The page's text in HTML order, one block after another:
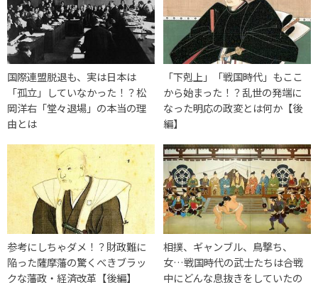
国際連盟脱退も、実は日本は
「孤立」していなかった！？松
岡洋右「堂々退場」の本当の理
由とは
「下剋上」「戦国時代」もここ
から始まった！？乱世の発端に
なった明応の政変とは何か【後
編】
参考にしちゃダメ！？財政難に
陥った薩摩藩の驚くべきブラッ
クな藩政・経済改革【後編】
相撲、ギャンブル、鳥撃ち、
女…戦国時代の武士たちは合戦
中にどんな息抜きをしていたの